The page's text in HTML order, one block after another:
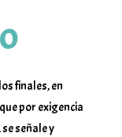
finales, en
por exigencia
señale y